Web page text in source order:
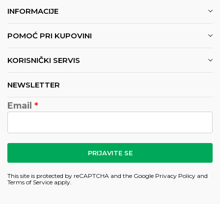
INFORMACIJE
POMOĆ PRI KUPOVINI
KORISNIČKI SERVIS
NEWSLETTER
Email
PRIJAVITE SE
This site is protected by reCAPTCHA and the Google Privacy Policy and
Terms of Service apply.